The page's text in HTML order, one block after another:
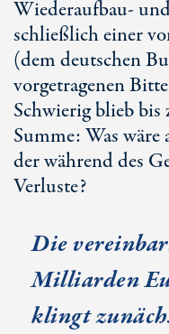
Wiederaufbau-
schließlich einer
(dem deutschen
vorgetragenen
Schwierig blieb
Summe: Was
der während des
Verluste?
Die
Milliarden
klingt